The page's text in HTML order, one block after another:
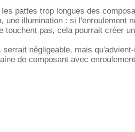
pattes trop longues des
une illumination : si l'enroulement
pas, cela pourrait créer
négligeable, mais
de composant avec